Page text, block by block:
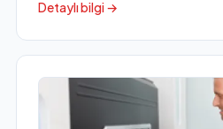
Detaylı bilgi →